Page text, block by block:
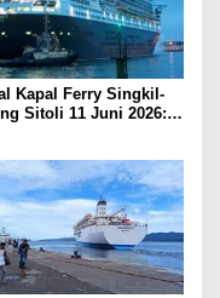
Kapal Ferry Singkil-
Sitoli 11 Juni 2026: